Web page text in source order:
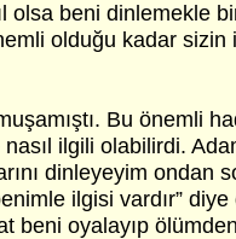
olsa beni dinlemekle
olduğu kadar sizin
Bu önemli
ilgili olabilirdi.
dinleyeyim ondan
ilgisi vardır”
beni oyalayıp